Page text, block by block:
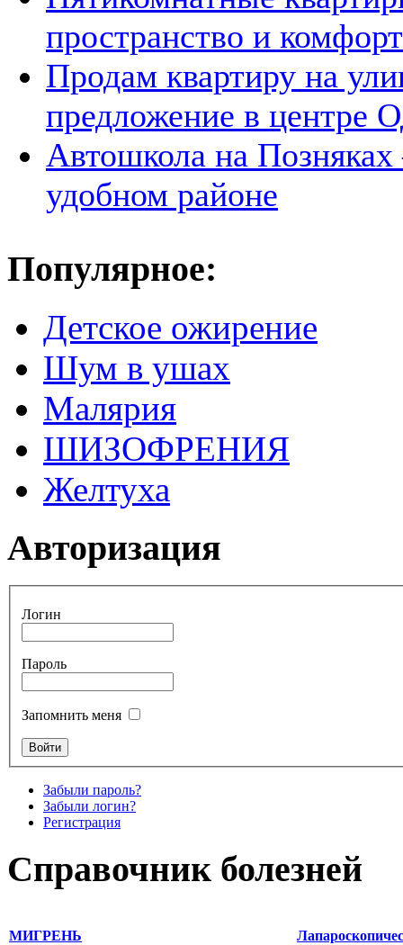
пространство и
Продам квартиру на
предложение в центре
Автошкола на Позняках
удобном районе
Популярное:
Детское ожирение
Шум в ушах
Малярия
ШИЗОФРЕНИЯ
Желтуха
Авторизация
Логин
Пароль
Запомнить меня
Забыли пароль?
Забыли логин?
Регистрация
Справочник болезней
МИГРЕНЬ